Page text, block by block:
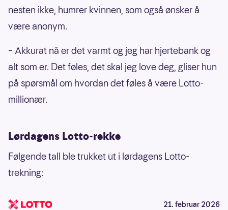
nesten ikke, humrer kvinnen, som også ønsker å
være anonym.
– Akkurat nå er det varmt og jeg har hjertebank og
alt som er. Det føles, det skal jeg love deg, gliser hun
på spørsmål om hvordan det føles å være Lotto-
millionær.
Lørdagens Lotto-rekke
Følgende tall ble trukket ut i lørdagens Lotto-
trekning:
21. februar 2026